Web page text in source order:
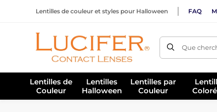
Lentilles de couleur et styles pour Halloween FAQ
Que
Lentilles de
Couleur
Lentilles
Halloween
Lentilles par
Couleur